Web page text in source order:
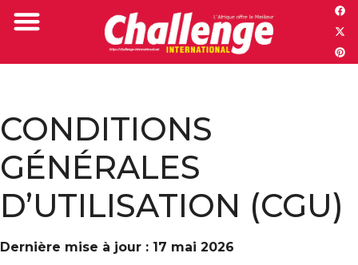
CONDITIONS
GÉNÉRALES
D’UTILISATION (CGU)
Dernière mise à jour : 17 mai 2026